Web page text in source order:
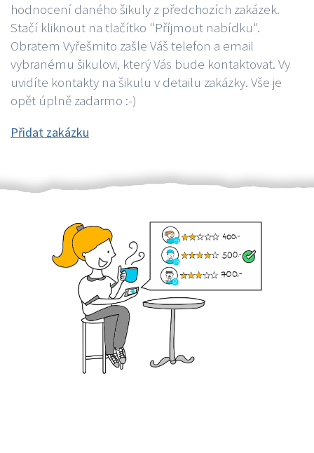
hodnocení daného šikuly z předchozích zakázek.
Stačí kliknout na tlačítko "Příjmout nabídku".
Obratem Vyřešmito zašle Váš telefon a email
vybranému šikulovi, který Vás bude kontaktovat. Vy
uvidíte kontakty na šikulu v detailu zakázky. Vše je
opět úplně zadarmo :-)
Přidat zakázku